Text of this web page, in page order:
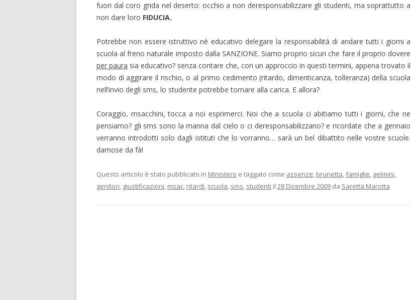
fuori dal coro grida nel deserto: occhio a non deresponsabilizzare gli studenti, ma soprattutto a
non dare loro FIDUCIA.
Potrebbe non essere istruttivo nè educativo delegare la responsabilità di andare tutti i giorni a
scuola al freno naturale imposto dalla SANZIONE. Siamo proprio sicuri che fare il proprio dovere
per paura sia educativo? senza contare che, con un approccio in questi termini, appena trovato il
modo di aggirare il rischio, o al primo cedimento (ritardo, dimenticanza, tolleranza) della scuola
nell’invio degli sms, lo studente potrebbe tornare alla carica. E allora?
Coraggio, msacchini, tocca a noi esprimerci. Noi che a scuola ci abitiamo tutti i giorni, che ne
pensiamo? gli sms sono la manna dal cielo o ci deresponsabilizzano? e ricordate che a gennaio
verranno introdotti solo dagli istituti che lo vorranno… sarà un bel dibattito nelle vostre scuole.
damose da fà!
Questo articolo è stato pubblicato in Ministero e taggato come assenze, brunetta,famiglie, gelmini,
genitori, giustificazioni, msac, ritardi, scuola, sms, studenti il 28 Dicembre 2009 da Saretta Marotta